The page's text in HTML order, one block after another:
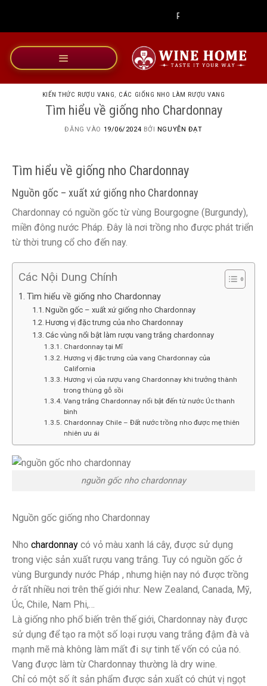
dung
Rượu Vang Wine Home
KIẾN THỨC RƯỢU VANG, CÁC GIỐNG NHO LÀM RƯỢU VANG
Tìm hiểu về giống nho Chardonnay
ĐĂNG VÀO 19/06/2024 BỞI NGUYỄN ĐẠT
Tìm hiểu về giống nho Chardonnay
Nguồn gốc – xuất xứ giống nho Chardonnay
Chardonnay có nguồn gốc từ vùng Bourgogne (Burgundy),
miền đông nước Pháp. Đây là nơi trồng nho được phát triển
từ thời trung cổ cho đến nay.
Các Nội Dung Chính
Tìm hiểu về giống nho Chardonnay
Nguồn gốc – xuất xứ giống nho Chardonnay
Hương vị đặc trưng của nho Chardonnay
Các vùng nổi bật làm rượu vang trắng chardonnay
Chardonnay tại Mĩ
Hương vị đặc trưng của vang Chardonnay của
California
Hương vị của rượu vang Chardonnay khi trưởng thành
trong thùng gỗ sồi
Vang trắng Chardonnay nổi bật đến từ nước Úc thanh
bình
Chardonnay Chile – Đất nước trồng nho được mẹ thiên
nhiên ưu ái
nguồn gốc nho chardonnay
Nguồn gốc giống nho Chardonnay
Nho chardonnay có vỏ màu xanh lá cây, được sử dụng
trong việc sản xuất rượu vang trắng. Tuy có nguồn gốc ở
vùng Burgundy nước Pháp , nhưng hiện nay nó được trồng
ở rất nhiều nơi trên thế giới như: New Zealand, Canada, Mỹ,
Úc, Chile, Nam Phi,…
Là giống nho phổ biến trên thế giới, Chardonnay này được
sử dụng để tạo ra một số loại rượu vang trắng đậm đà và
mạnh mẽ mà không làm mất đi sự tinh tế vốn có của nó.
Vang được làm từ Chardonnay thường là dry wine.
Chỉ có một số ít sản phẩm được sản xuất có chút vị ngọt